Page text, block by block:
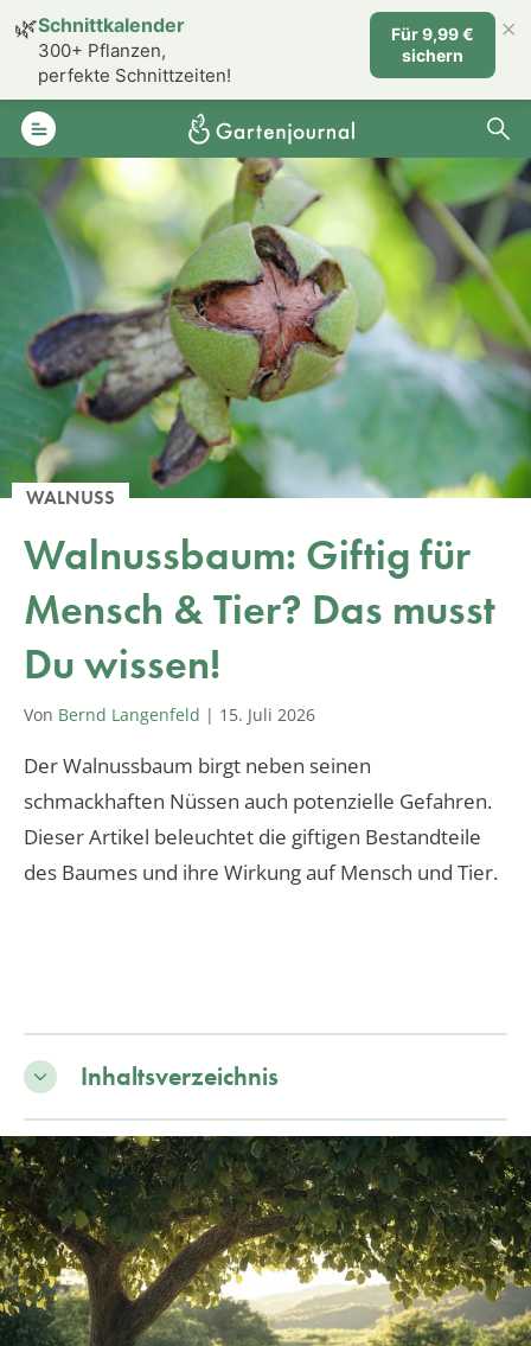
WALNUSS
Walnussbaum: Giftig für
Mensch & Tier? Das musst
Du wissen!
Von Bernd Langenfeld | 15. Juli 2026
Der Walnussbaum birgt neben seinen
schmackhaften Nüssen auch potenzielle Gefahren.
Dieser Artikel beleuchtet die giftigen Bestandteile
des Baumes und ihre Wirkung auf Mensch und Tier.
Inhaltsverzeichnis
🌿Schnittkalender
300+ Pflanzen,
perfekte Schnittzeiten!
Für 9,99 €
sichern
×